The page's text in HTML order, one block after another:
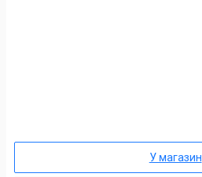
У магазин